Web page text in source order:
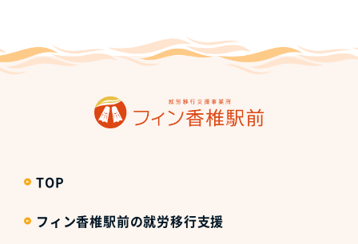
TOP
フィン香椎駅前の就労移行支援